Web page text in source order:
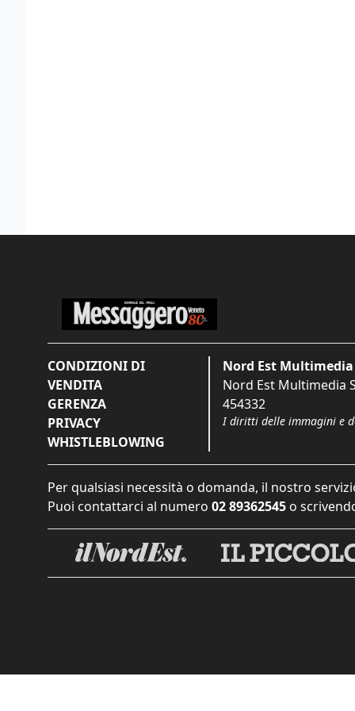
CONDIZIONI DI
VENDITA
GERENZA
PRIVACY
WHISTLEBLOWING
Nord Est Multimedia
Nord Est Multimedia
454332
I diritti delle immagini e
Per qualsiasi necessità o domanda, il nostro
Puoi contattarci al numero 02 89362545 o